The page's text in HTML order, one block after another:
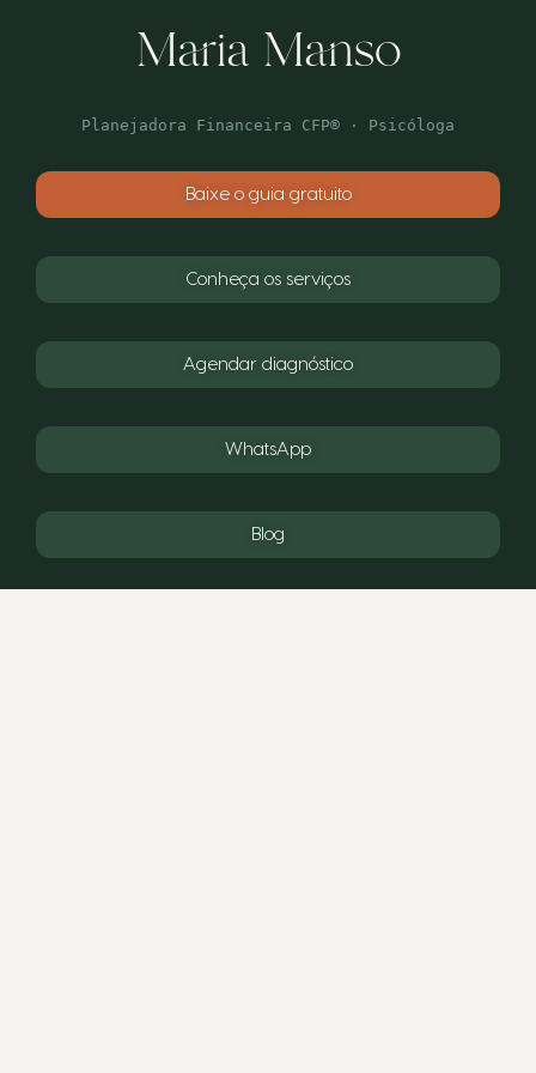
Maria Manso
Planejadora Financeira CFP® · Psicóloga
Baixe o guia gratuito
Conheça os serviços
Agendar diagnóstico
WhatsApp
Blog